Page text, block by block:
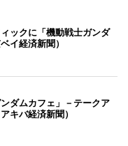
ックに「機動戦士ガンダ
イ経済新聞）
ダムカフェ」－テークア
キバ経済新聞）